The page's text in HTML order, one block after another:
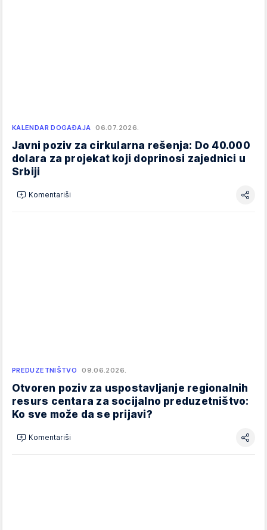
KALENDAR DOGAĐAJA 06.07.2026.
Javni poziv za cirkularna rešenja: Do 40.000
dolara za projekat koji doprinosi zajednici u
Srbiji
Komentariši
PREDUZETNIŠTVO 09.06.2026.
Otvoren poziv za uspostavljanje regionalnih
resurs centara za socijalno preduzetništvo:
Ko sve može da se prijavi?
Komentariši